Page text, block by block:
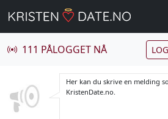
111 PÅLOGGET NÅ
Her kan du skrive en melding
KristenDate.no.